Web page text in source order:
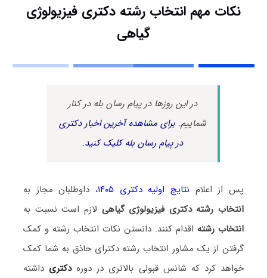
نکات مهم انتخاب رشته دکتری فیزیولوژی
گیاهی
در این روزها در پیام رسان بله در کنار
شماییم.برای مشاهده آخرین اخبار دکتری
در پیام رسان بله کلیک کنید.
پس از اعلام نتایج اولیه دکتری ۱۴۰۵
، داوطلبان مجاز به
انتخاب رشته دکتری فیزیولوژی گیاهی لازم است نسبت به
انتخاب رشته اقدام کنند. دانستن نکات انتخاب رشته و کمک
گرفتن از یک مشاور انتخاب رشته دکترای حاذق به شما کمک
خواهد کرد که شانس قبولی بالاتری در دورهدکتری داشته